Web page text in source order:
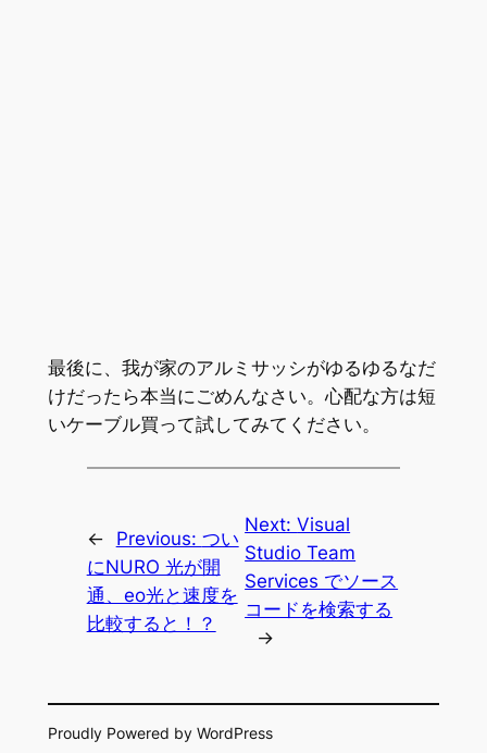
最後に、我が家のアルミサッシがゆるゆるなだ
けだったら本当にごめんなさい。心配な方は短
いケーブル買って試してみてください。
← Previous: つい
にNURO 光が開
通、eo光と速度を
比較すると！？
Next:Visual
Studio Team
Services でソース
コードを検索する
→
Proudly Powered by WordPress